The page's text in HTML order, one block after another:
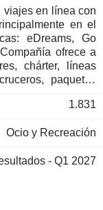
viajes en línea con
en el
eDreams, Go
ofrece a
chárter, líneas
paquetes
portales en línea
a sus mercados
su gama de
ya que presta
1.831
Ocio y Recreación
- Q1 2027